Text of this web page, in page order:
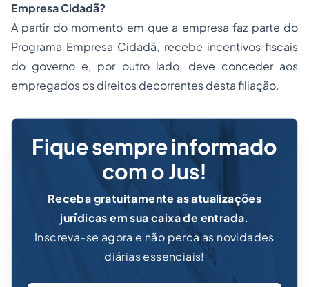
Empresa Cidadã?
A partir do momento em que a empresa faz parte do
Programa Empresa Cidadã, recebe incentivos fiscais
do governo e, por outro lado, deve conceder aos
empregados os direitos decorrentes desta filiação.
Fique sempre informado
com o Jus!
Receba gratuitamente as atualizações
jurídicas em sua caixa de entrada.
Inscreva-se agora e não perca as novidades
diárias essenciais!